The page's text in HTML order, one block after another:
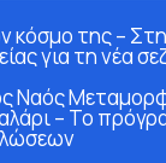
κόσμο της –
για τη νέα
Ναός
– Το